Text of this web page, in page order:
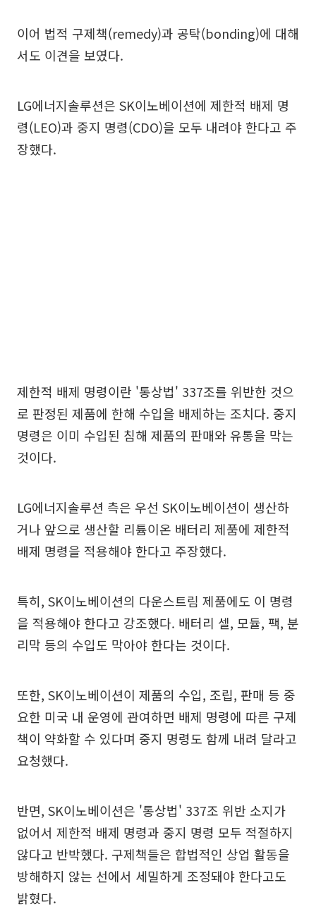
이어 법적 구제책(remedy)과 공탁(bonding)에 대해
서도 이견을 보였다.
LG에너지솔루션은 SK이노베이션에 제한적 배제 명
령(LEO)과 중지 명령(CDO)을 모두 내려야 한다고 주
장했다.
제한적 배제 명령이란 '통상법' 337조를 위반한 것으
로 판정된 제품에 한해 수입을 배제하는 조치다. 중지
명령은 이미 수입된 침해 제품의 판매와 유통을 막는
것이다.
LG에너지솔루션 측은 우선 SK이노베이션이 생산하
거나 앞으로 생산할 리튬이온 배터리 제품에 제한적
배제 명령을 적용해야 한다고 주장했다.
특히, SK이노베이션의 다운스트림 제품에도 이 명령
을 적용해야 한다고 강조했다. 배터리 셀, 모듈, 팩, 분
리막 등의 수입도 막아야 한다는 것이다.
또한, SK이노베이션이 제품의 수입, 조립, 판매 등 중
요한 미국 내 운영에 관여하면 배제 명령에 따른 구제
책이 약화할 수 있다며 중지 명령도 함께 내려 달라고
요청했다.
반면, SK이노베이션은 '통상법' 337조 위반 소지가
없어서 제한적 배제 명령과 중지 명령 모두 적절하지
않다고 반박했다. 구제책들은 합법적인 상업 활동을
방해하지 않는 선에서 세밀하게 조정돼야 한다고도
밝혔다.